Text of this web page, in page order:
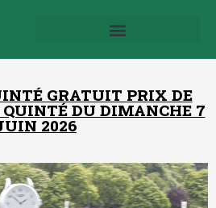
GRATUIT PRIX DE
QUINTÉ DU DIMANCHE 7
2026